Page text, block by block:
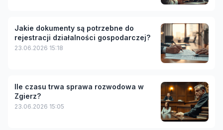
Jakie dokumenty są potrzebne do
rejestracji działalności gospodarczej?
23.06.2026 15:18
Ile czasu trwa sprawa rozwodowa w
Zgierz?
23.06.2026 15:05